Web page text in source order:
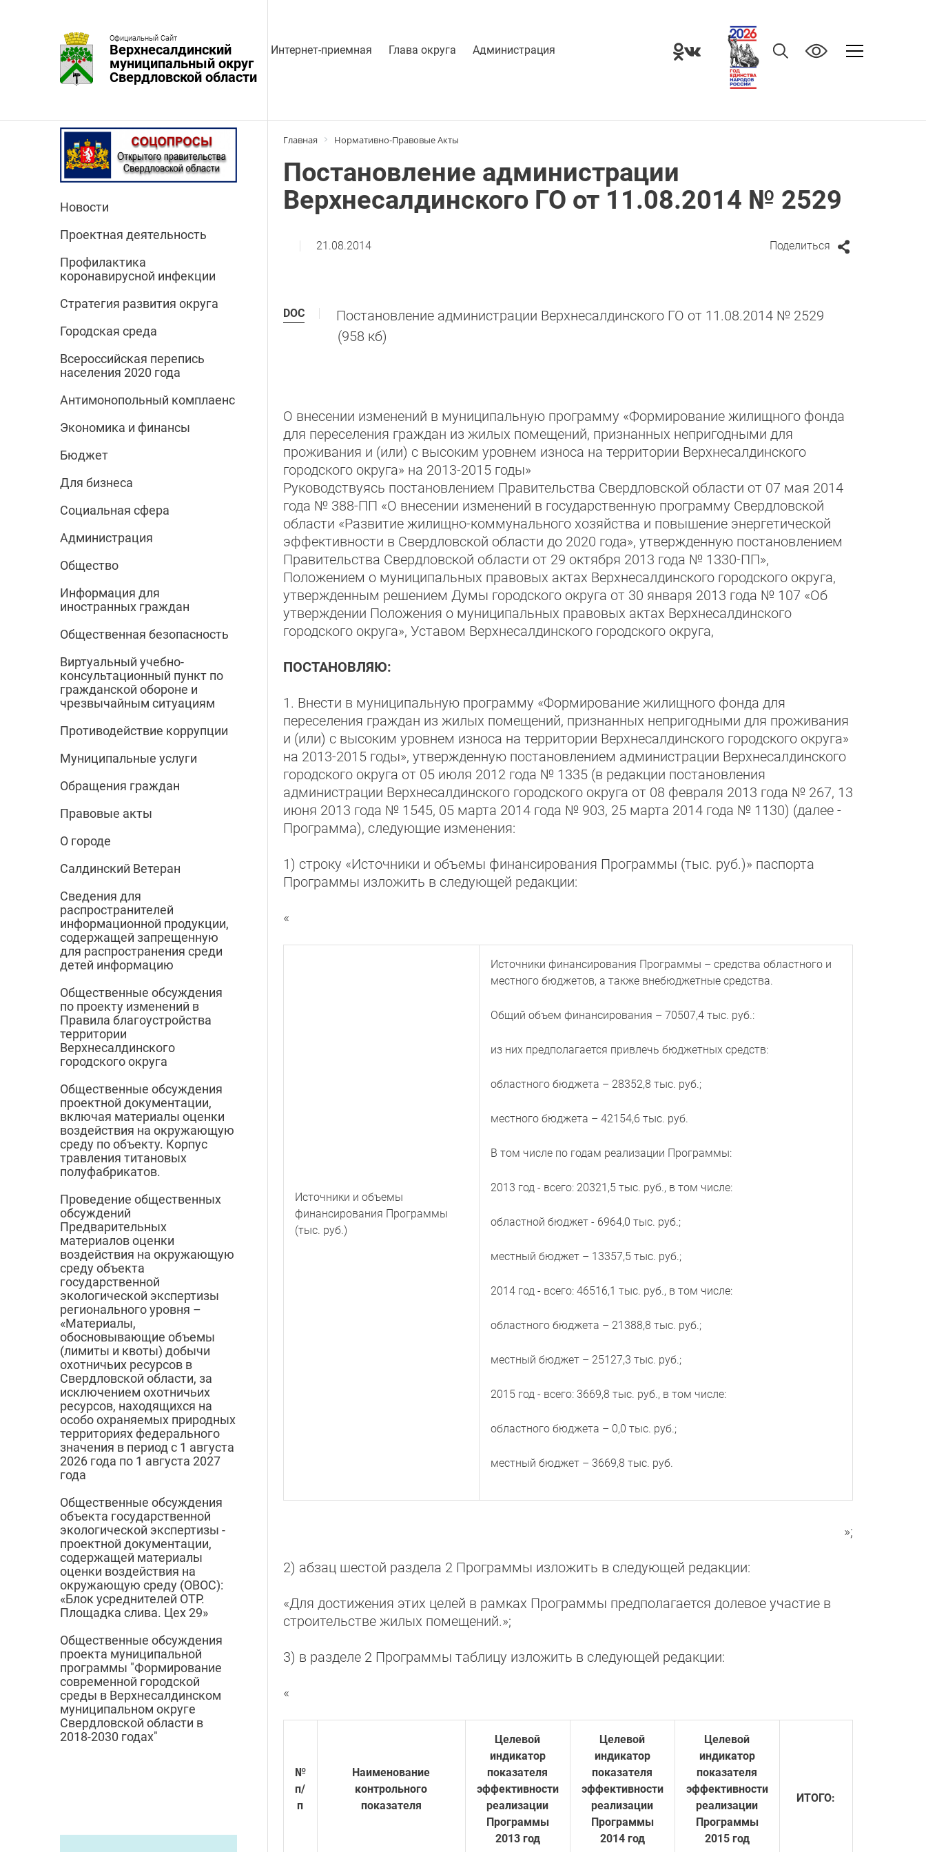
Официальный Сайт
Верхнесалдинский
муниципальный округ
Свердловской области
Интернет-приемная Глава округа Администрация
Новости
Проектная деятельность
Профилактика
коронавирусной инфекции
Стратегия развития округа
Городская среда
Всероссийская перепись
населения 2020 года
Антимонопольный комплаенс
Экономика и финансы
Бюджет
Для бизнеса
Социальная сфера
Администрация
Общество
Информация для
иностранных граждан
Общественная безопасность
Виртуальный учебно-
консультационный пункт по
гражданской обороне и
чрезвычайным ситуациям
Противодействие коррупции
Муниципальные услуги
Обращения граждан
Правовые акты
О городе
Салдинский Ветеран
Сведения для
распространителей
информационной продукции,
содержащей запрещенную
для распространения среди
детей информацию
Общественные обсуждения
по проекту изменений в
Правила благоустройства
территории
Верхнесалдинского
городского округа
Общественные обсуждения
проектной документации,
включая материалы оценки
воздействия на окружающую
среду по объекту. Корпус
травления титановых
полуфабрикатов.
Проведение общественных
обсуждений
Предварительных
материалов оценки
воздействия на окружающую
среду объекта
государственной
экологической экспертизы
регионального уровня –
«Материалы,
обосновывающие объемы
(лимиты и квоты) добычи
охотничьих ресурсов в
Свердловской области, за
исключением охотничьих
ресурсов, находящихся на
особо охраняемых природных
территориях федерального
значения в период с 1 августа
2026 года по 1 августа 2027
года
Общественные обсуждения
объекта государственной
экологической экспертизы -
проектной документации,
содержащей материалы
оценки воздействия на
окружающую среду (ОВОС):
«Блок усреднителей ОТР.
Площадка слива. Цех 29»
Общественные обсуждения
проекта муниципальной
программы "Формирование
современной городской
среды в Верхнесалдинском
муниципальном округе
Свердловской области в
2018-2030 годах"
Главная Нормативно-Правовые Акты
Постановление администрации
Верхнесалдинского ГО от 11.08.2014 № 2529
21.08.2014 Поделиться
DOC
Постановление администрации Верхнесалдинского ГО от 11.08.2014 № 2529
(958 кб)
О внесении изменений в муниципальную программу «Формирование жилищного фонда
для переселения граждан из жилых помещений, признанных непригодными для
проживания и (или) с высоким уровнем износа на территории Верхнесалдинского
городского округа» на 2013-2015 годы»
Руководствуясь постановлением Правительства Свердловской области от 07 мая 2014
года № 388-ПП «О внесении изменений в государственную программу Свердловской
области «Развитие жилищно-коммунального хозяйства и повышение энергетической
эффективности в Свердловской области до 2020 года», утвержденную постановлением
Правительства Свердловской области от 29 октября 2013 года № 1330-ПП»,
Положением о муниципальных правовых актах Верхнесалдинского городского округа,
утвержденным решением Думы городского округа от 30 января 2013 года № 107 «Об
утверждении Положения о муниципальных правовых актах Верхнесалдинского
городского округа», Уставом Верхнесалдинского городского округа,
ПОСТАНОВЛЯЮ:
1. Внести в муниципальную программу «Формирование жилищного фонда для
переселения граждан из жилых помещений, признанных непригодными для проживания
и (или) с высоким уровнем износа на территории Верхнесалдинского городского округа»
на 2013-2015 годы», утвержденную постановлением администрации Верхнесалдинского
городского округа от 05 июля 2012 года № 1335 (в редакции постановления
администрации Верхнесалдинского городского округа от 08 февраля 2013 года № 267, 13
июня 2013 года № 1545, 05 марта 2014 года № 903, 25 марта 2014 года № 1130) (далее -
Программа), следующие изменения:
1) строку «Источники и объемы финансирования Программы (тыс. руб.)» паспорта
Программы изложить в следующей редакции:
«
Источники и объемы
финансирования Программы
(тыс. руб.)
Источники финансирования Программы – средства областного и
местного бюджетов, а также внебюджетные средства.
Общий объем финансирования – 70507,4 тыс. руб.:
из них предполагается привлечь бюджетных средств:
областного бюджета – 28352,8 тыс. руб.;
местного бюджета – 42154,6 тыс. руб.
В том числе по годам реализации Программы:
2013 год - всего: 20321,5 тыс. руб., в том числе:
областной бюджет - 6964,0 тыс. руб.;
местный бюджет – 13357,5 тыс. руб.;
2014 год - всего: 46516,1 тыс. руб., в том числе:
областного бюджета – 21388,8 тыс. руб.;
местный бюджет – 25127,3 тыс. руб.;
2015 год - всего: 3669,8 тыс. руб., в том числе:
областного бюджета – 0,0 тыс. руб.;
местный бюджет – 3669,8 тыс. руб.
»;
2) абзац шестой раздела 2 Программы изложить в следующей редакции:
«Для достижения этих целей в рамках Программы предполагается долевое участие в
строительстве жилых помещений.»;
3) в разделе 2 Программы таблицу изложить в следующей редакции:
«
№
п/
п
Наименование
контрольного
показателя
Целевой
индикатор
показателя
эффективности
реализации
Программы
2013 год
Целевой
индикатор
показателя
эффективности
реализации
Программы
2014 год
Целевой
индикатор
показателя
эффективности
реализации
Программы
2015 год
ИТОГО: